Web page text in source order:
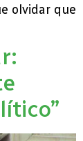
olvidar que